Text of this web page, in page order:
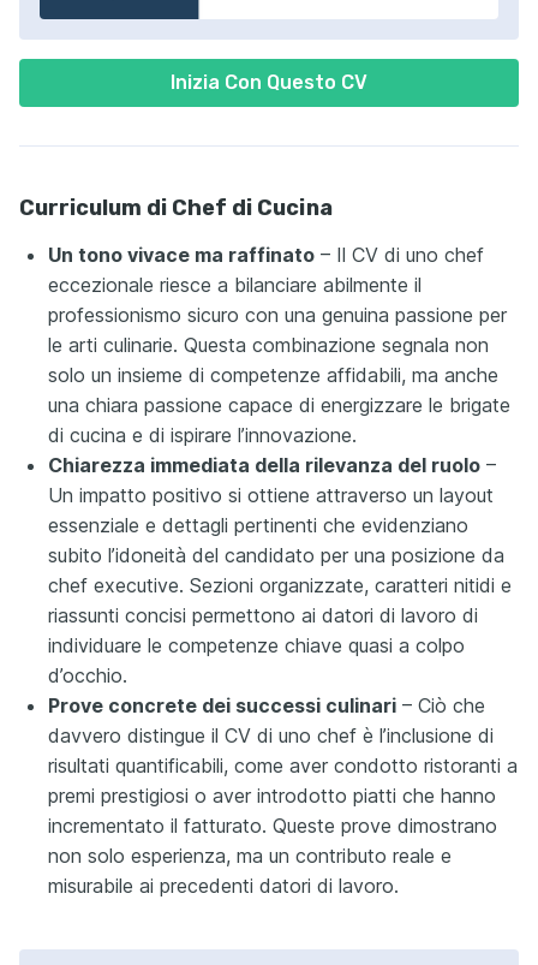
Inizia Con Questo CV
Curriculum di Chef di Cucina
Un tono vivace ma raffinato – Il CV di uno chef
eccezionale riesce a bilanciare abilmente il
professionismo sicuro con una genuina passione per
le arti culinarie. Questa combinazione segnala non
solo un insieme di competenze affidabili, ma anche
una chiara passione capace di energizzare le brigate
di cucina e di ispirare l’innovazione.
Chiarezza immediata della rilevanza del ruolo –
Un impatto positivo si ottiene attraverso un layout
essenziale e dettagli pertinenti che evidenziano
subito l’idoneità del candidato per una posizione da
chef executive. Sezioni organizzate, caratteri nitidi e
riassunti concisi permettono ai datori di lavoro di
individuare le competenze chiave quasi a colpo
d’occhio.
Prove concrete dei successi culinari – Ciò che
davvero distingue il CV di uno chef è l’inclusione di
risultati quantificabili, come aver condotto ristoranti a
premi prestigiosi o aver introdotto piatti che hanno
incrementato il fatturato. Queste prove dimostrano
non solo esperienza, ma un contributo reale e
misurabile ai precedenti datori di lavoro.